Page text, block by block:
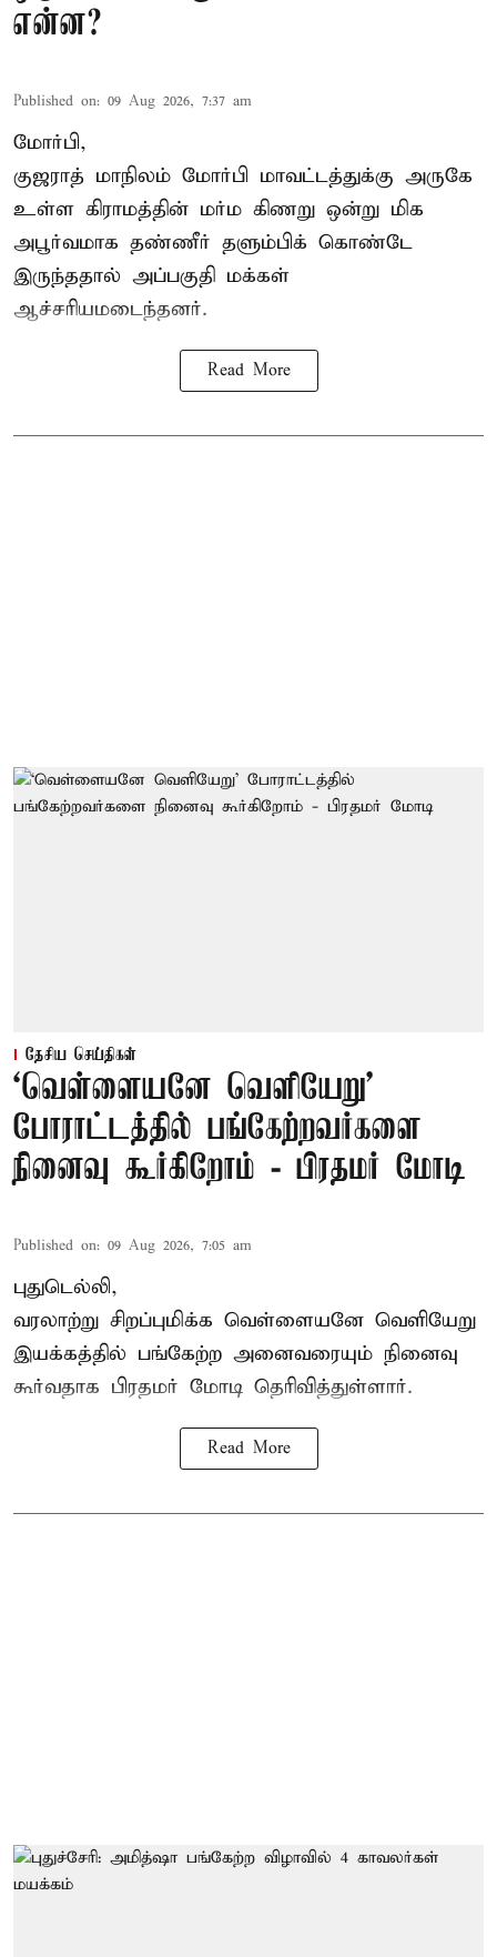
என்ன?
Published on: 09 Aug 2026, 7:37 am
மோர்பி,
குஜராத் மாநிலம் மோர்பி மாவட்டத்துக்கு அருகே
உள்ள கிராமத்தின் மர்ம கிணறு ஒன்று மிக
அபூர்வமாக தண்ணீர் தளும்பிக் கொண்டே
இருந்ததால் அப்பகுதி மக்கள்
ஆச்சரியமடைந்தனர்.
Read More
தேசிய செய்திகள்
‘வெள்ளையனே வெளியேறு’
போராட்டத்தில் பங்கேற்றவர்களை
நினைவு கூர்கிறோம் - பிரதமர் மோடி
Published on: 09 Aug 2026, 7:05 am
புதுடெல்லி,
வரலாற்று சிறப்புமிக்க வெள்ளையனே வெளியேறு
இயக்கத்தில் பங்கேற்ற அனைவரையும் நினைவு
கூர்வதாக பிரதமர் மோடி தெரிவித்துள்ளார்.
Read More